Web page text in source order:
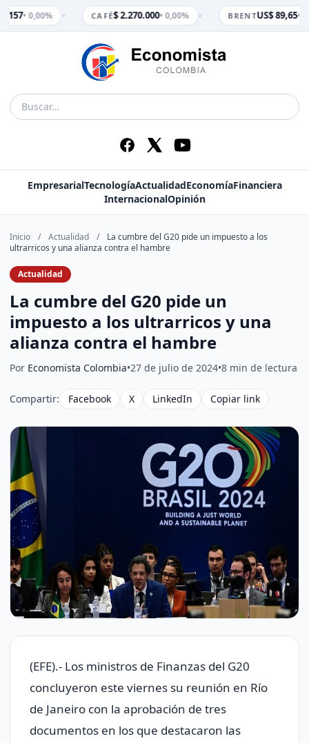
• 0,00% CAFÉ$ 2.270.000• 0,00% BRENTUS$ 89,65•
EmpresarialTecnologíaActualidadEconomíaFinanciera
InternacionalOpinión
Inicio / Actualidad /
La cumbre del G20 pide un impuesto a los
ultrarricos y una alianza contra el hambre
Actualidad
La cumbre del G20 pide un
impuesto a los ultrarricos y una
alianza contra el hambre
Por Economista Colombia•27 de julio de 2024•8 min de lectura
Compartir: Facebook X LinkedIn Copiar link
(EFE).- Los ministros de Finanzas del G20
concluyeron este viernes su reunión en Río
de Janeiro con la aprobación de tres
documentos en los que destacaron las